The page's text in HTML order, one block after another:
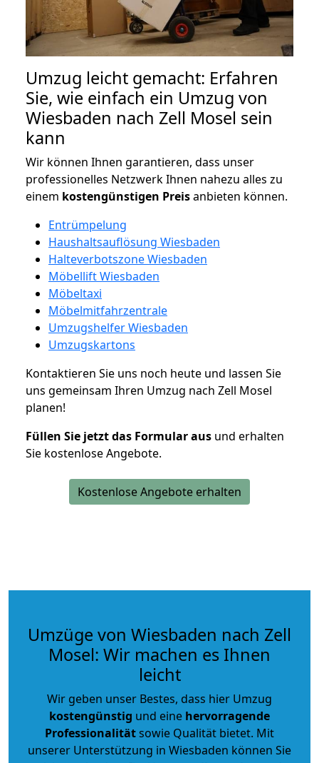
Umzug leicht gemacht: Erfahren
Sie, wie einfach ein Umzug von
Wiesbaden nach Zell Mosel sein
kann
Wir können Ihnen garantieren, dass unser
professionelles Netzwerk Ihnen nahezu alles zu
einem kostengünstigen Preisanbieten können.
Entrümpelung
Haushaltsauflösung Wiesbaden
Halteverbotszone Wiesbaden
Möbellift Wiesbaden
Möbeltaxi
Möbelmitfahrzentrale
Umzugshelfer Wiesbaden
Umzugskartons
Kontaktieren Sie uns noch heute und lassen Sie
uns gemeinsam Ihren Umzug nach Zell Mosel
planen!
Füllen Sie jetzt das Formular aus und erhalten
Sie kostenlose Angebote.
Kostenlose Angebote erhalten
Umzüge von Wiesbaden nach Zell
Mosel: Wir machen es Ihnen
leicht
Wir geben unser Bestes, dass hier Umzug
kostengünstig und eine hervorragende
Professionalitätsowie Qualität bietet. Mit
unserer Unterstützung in Wiesbaden können Sie